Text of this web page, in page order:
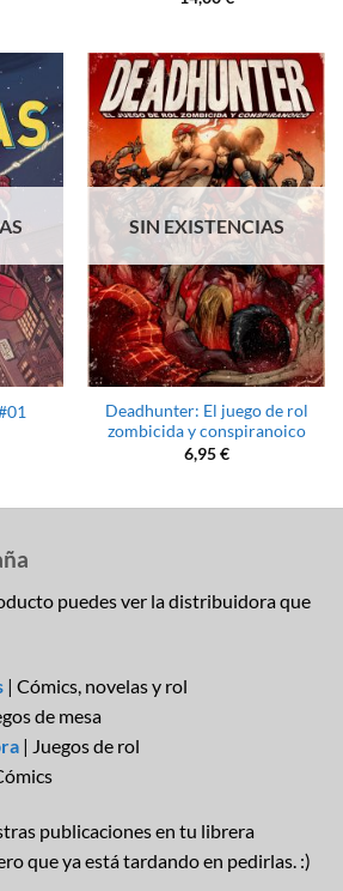
SIN EXISTENCIAS
Deadhunter: El juego de rol
zombicida y conspiranoico
6,95€
puedes ver la distribuidora que
| Cómics, novelas y rol
de mesa
| Juegos de rol
publicaciones en tu librera
que ya está tardando en pedirlas. :)